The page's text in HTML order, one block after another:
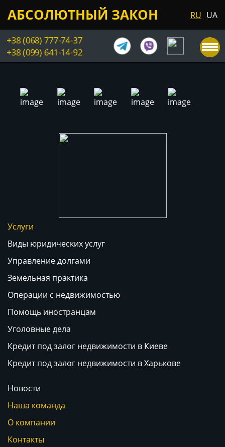
АБСОЛЮТНЫЙ ЗАКОН RU UA
+38 (068) 777-74-37
+38 (099) 641-14-92
Услуги
Виды юридических услуг
Управление долгами
Земельная практика
Операции с недвижимостью
Помощь иностранцам
Уголовные дела
Кредит под залог недвижимости в Киеве
Кредит под залог недвижимости в Харькове
Новости
Наша команда
О компании
Контакты